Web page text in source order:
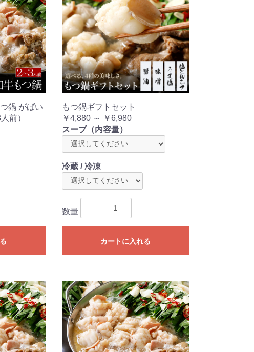
鍋 がばい
前）
もつ鍋ギフトセット
￥4,880 ～ ￥6,980
スープ（内容量）
冷蔵 / 冷凍
数量
カートに入れる